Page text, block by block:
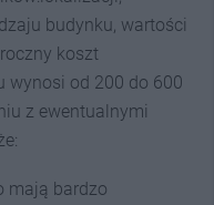
budynku, wartości
koszt
wynosi od 200 do 600
z ewentualnymi
mają bardzo